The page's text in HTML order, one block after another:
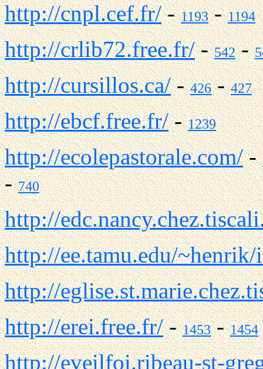
http://cnpl.cef.fr/-1193-1194
http://crlib72.free.fr/-542-
http://cursillos.ca/-426-427
http://ebcf.free.fr/-1239
http://ecolepastorale.com/-
-740
http://
http://ee.tamu.edu/
http://
http://erei.free.fr/-1453-1454
http://eveilfoi.ribeau-st-